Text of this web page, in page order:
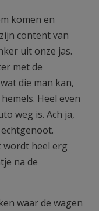
komen en
content van
uit onze jas.
met de
die man kan,
Heel even
weg is. Ach ja,
wordt heel erg
na de
waar de wagen